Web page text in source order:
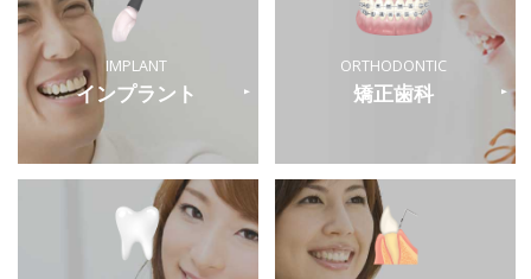
IMPLANT
インプラント
ORTHODONTIC
矯正歯科